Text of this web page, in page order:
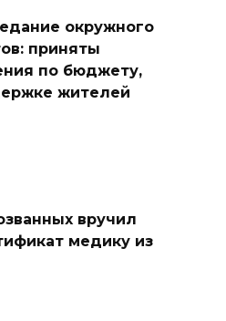
окружного
приняты
по бюджету,
жителей
вручил
медику из